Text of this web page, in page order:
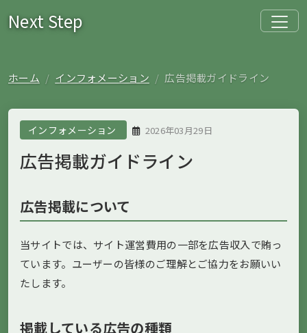
Next Step
ホーム インフォメーション 広告掲載ガイドライン
インフォメーション 2026年03月29日
広告掲載ガイドライン
広告掲載について
当サイトでは、サイト運営費用の一部を広告収入で賄っ
ています。ユーザーの皆様のご理解とご協力をお願いい
たします。
掲載している広告の種類